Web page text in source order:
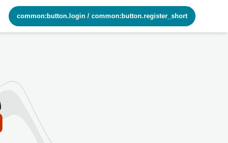
common:button.login / common:button.register_short